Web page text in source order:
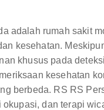
adalah rumah sakit
kesehatan.
khusus pada
kesehatan
berbeda. RS RS
dan terapi